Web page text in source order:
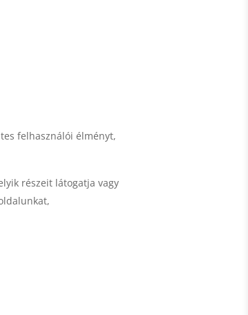
felhasználói élményt,
részeit látogatja vagy